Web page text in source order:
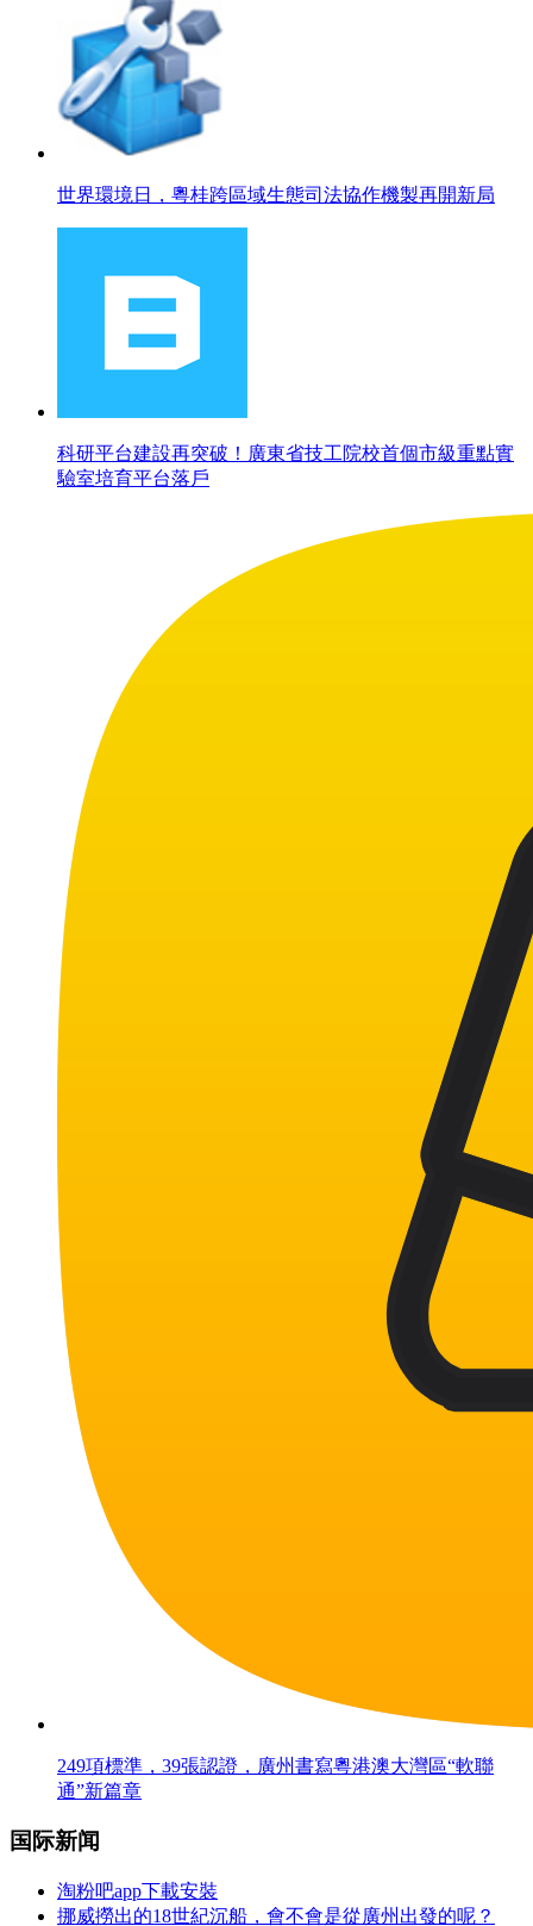
世界環境日，粵桂跨區域生態司法協作機製再開新局
科研平台建設再突破！廣東省技工院校首個市級重點實
驗室培育平台落戶
249項標準，39張認證，廣州書寫粵港澳大灣區“軟聯
通”新篇章
国际新闻
淘粉吧app下載安裝
挪威撈出的18世紀沉船，會不會是從廣州出發的呢？